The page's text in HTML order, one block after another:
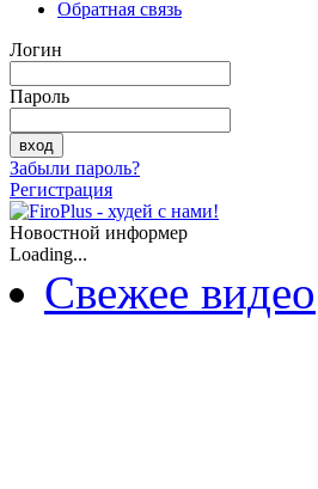
Обратная связь
Логин
Пароль
Забыли пароль?
Регистрация
Новостной информер
Loading...
Свежее видео